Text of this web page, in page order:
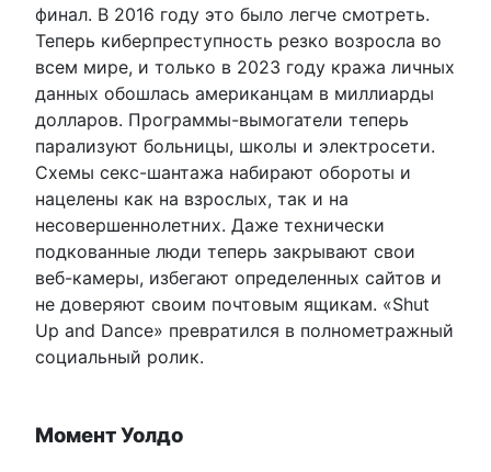
финал. В 2016 году это было легче смотреть.
Теперь киберпреступность резко возросла во
всем мире, и только в 2023 году кража личных
данных обошлась американцам в миллиарды
долларов. Программы-вымогатели теперь
парализуют больницы, школы и электросети.
Схемы секс-шантажа набирают обороты и
нацелены как на взрослых, так и на
несовершеннолетних. Даже технически
подкованные люди теперь закрывают свои
веб-камеры, избегают определенных сайтов и
не доверяют своим почтовым ящикам. «Shut
Up and Dance» превратился в полнометражный
социальный ролик.
Момент Уолдо